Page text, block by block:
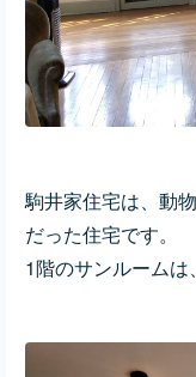
駒井家住宅は、動
だった住宅です。
1階のサンルームは